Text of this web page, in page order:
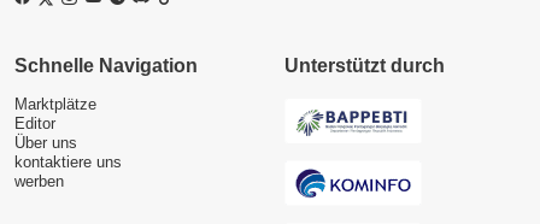
Schnelle Navigation
Marktplätze
Editor
Über uns
kontaktiere uns
werben
Unterstützt durch